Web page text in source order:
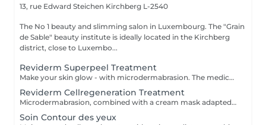
13, rue Edward Steichen Kirchberg L-2540
The No 1 beauty and slimming salon in Luxembourg. The "Grain
de Sable" beauty institute is ideally located in the Kirchberg
district, close to Luxembo...
Reviderm Superpeel Treatment
Make your skin glow - with microdermabrasion. The medical term refers to an efficient intensive peeling with microcrystals. The completely painless procedure visibly refines your pores - for a smooth and delicate skin texture.
Reviderm Cellregeneration Treatment
Microdermabrasion, combined with a cream mask adapted to the skin's needs.
Soin Contour des yeux